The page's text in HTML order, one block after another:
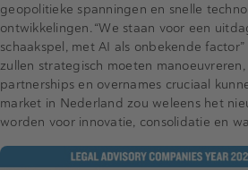
geopolitieke spanningen en snelle
ontwikkelingen. “We staan voor een
schaakspel, met AI als onbekende factor”
zullen strategisch moeten
partnerships en overnames cruciaal
market in Nederland zou weleens het
worden voor innovatie, consolidatie en